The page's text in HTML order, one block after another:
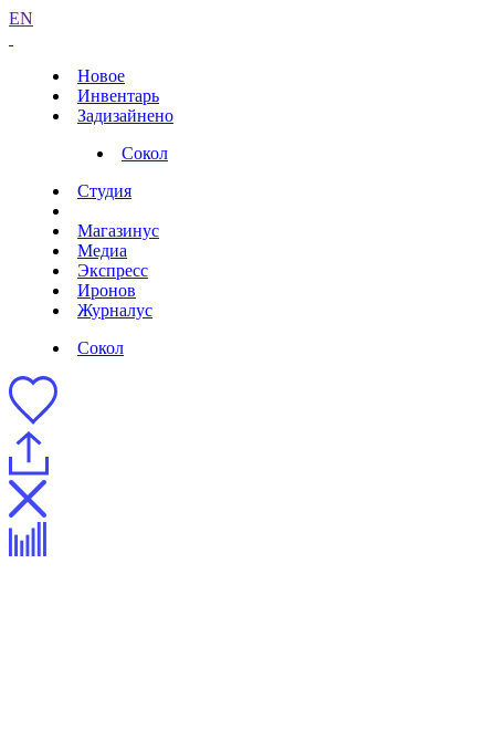
EN
Новое
Инвентарь
Задизайнено
Сокол
Студия
Магазинус
Медиа
Экспресс
Иронов
Журналус
Сокол